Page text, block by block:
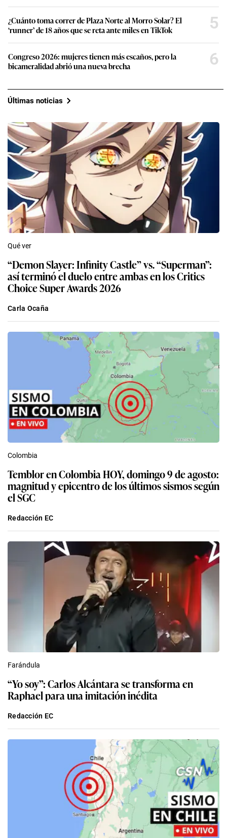
¿Cuánto toma correr de Plaza Norte al Morro Solar? El
‘runner’ de 18 años que se reta ante miles en TikTok
5
Congreso 2026: mujeres tienen más escaños, pero la
bicameralidad abrió una nueva brecha
6
Últimas noticias
Qué ver
“Demon Slayer: Infinity Castle” vs. “Superman”:
así terminó el duelo entre ambas en los Critics
Choice Super Awards 2026
Carla Ocaña
Colombia
Temblor en Colombia HOY, domingo 9 de agosto:
magnitud y epicentro de los últimos sismos según
el SGC
Redacción EC
Farándula
“Yo soy”: Carlos Alcántara se transforma en
Raphael para una imitación inédita
Redacción EC